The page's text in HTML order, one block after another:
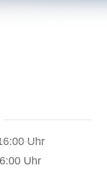
Uhr
Uhr